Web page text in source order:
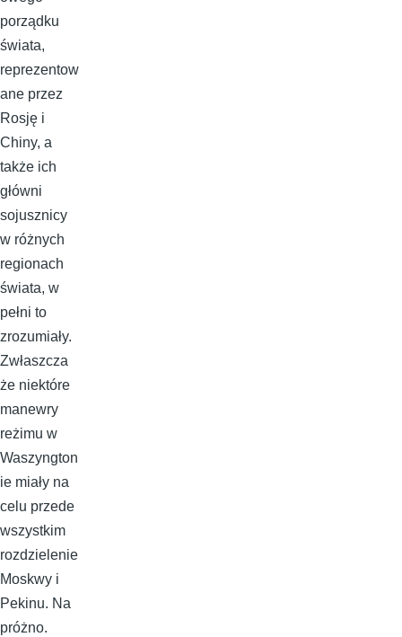
porządku
świata,
reprezentow
ane przez
Rosję i
Chiny, a
także ich
główni
sojusznicy
w różnych
regionach
świata, w
pełni to
zrozumiały.
Zwłaszcza
że niektóre
manewry
reżimu w
Waszyngton
ie miały na
celu przede
wszystkim
rozdzielenie
Moskwy i
Pekinu. Na
próżno.